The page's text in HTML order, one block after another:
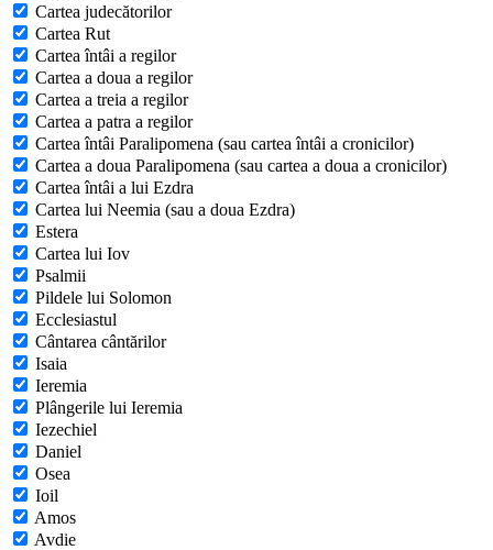
Cartea judecătorilor
Cartea Rut
Cartea întâi a regilor
Cartea a doua a regilor
Cartea a treia a regilor
Cartea a patra a regilor
Cartea întâi Paralipomena (sau cartea întâi a cronicilor)
Cartea a doua Paralipomena (sau cartea a doua a cronicilor)
Cartea întâi a lui Ezdra
Cartea lui Neemia (sau a doua Ezdra)
Estera
Cartea lui Iov
Psalmii
Pildele lui Solomon
Ecclesiastul
Cântarea cântărilor
Isaia
Ieremia
Plângerile lui Ieremia
Iezechiel
Daniel
Osea
Ioil
Amos
Avdie